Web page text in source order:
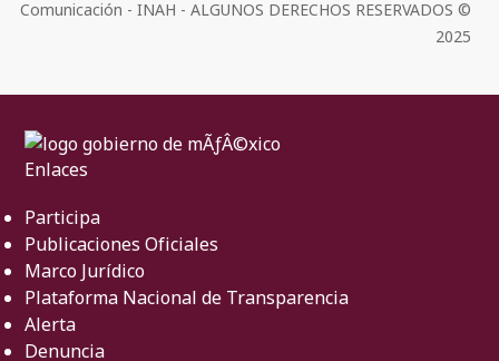
Comunicación - INAH - ALGUNOS DERECHOS RESERVADOS ©
2025
Enlaces
Participa
Publicaciones Oficiales
Marco Jurídico
Plataforma Nacional de Transparencia
Alerta
Denuncia